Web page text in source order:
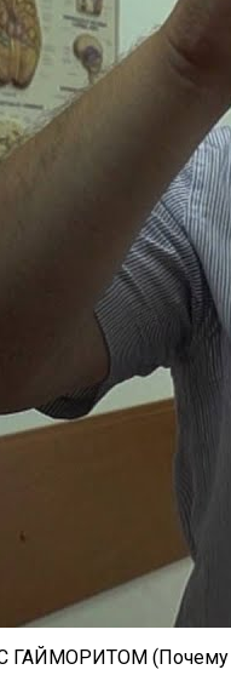
(Почему